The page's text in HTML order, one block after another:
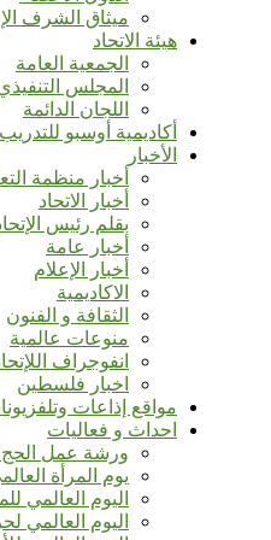
ميثاق الشرف
هيئة الاتحاد
الجمعية العامة
المجلس
اللجان الدائمة
أكاديمية أوسبو للتدريب
الأخبار
أخبار منظمة
أخبار الاتحاد
بقلم رئيس
أخبار عامة
أخبار الإعلام
الاكاديمية
الثقافة و الفنون
منوعات عالمية
انفوجراف
اخبار فلسطين
مواقع إذاعات
احداث و فعاليات
ورشة عمل الحج 2026
يوم المرأة العالمي
اليوم العالمي
اليوم العالمي